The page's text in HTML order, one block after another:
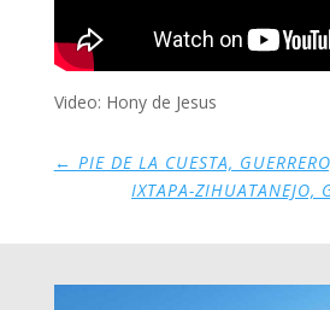
Video: Hony de Jesus
← PIE DE LA CUESTA,
IXTAPA-ZIHUATANEJO,